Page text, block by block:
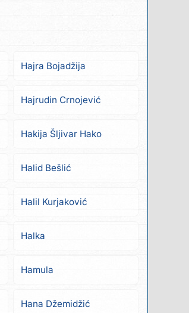
Hajra Bojadžija
Hajrudin Crnojević
Hakija Šljivar Hako
Halid Bešlić
Halil Kurjaković
Halka
Hamula
Hana Džemidžić